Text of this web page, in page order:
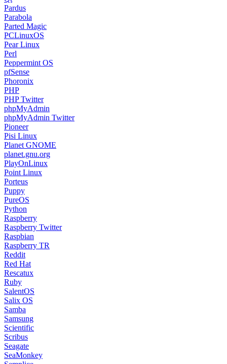
Pardus
Parabola
Parted Magic
PCLinuxOS
Pear Linux
Perl
Peppermint OS
pfSense
Phoronix
PHP
PHP Twitter
phpMyAdmin
phpMyAdmin Twitter
Pioneer
Pisi Linux
Planet GNOME
planet.gnu.org
PlayOnLinux
Point Linux
Porteus
Puppy
PureOS
Python
Raspberry
Raspberry Twitter
Raspbian
Raspberry TR
Reddit
Red Hat
Rescatux
Ruby
SalentOS
Salix OS
Samba
Samsung
Scientific
Scribus
Seagate
SeaMonkey